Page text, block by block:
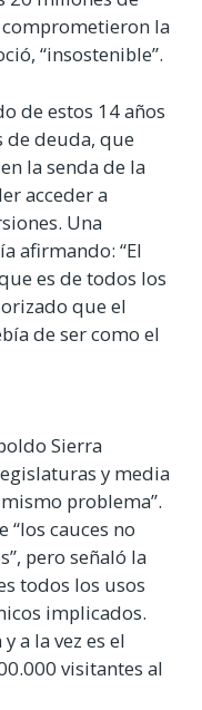
la
“insostenible”.
de estos 14 años
de deuda, que
la senda de la
acceder a
Una
afirmando: “El
es de todos los
que el
de ser como el
Sierra
y media
problema”.
cauces no
pero señaló la
todos los usos
implicados.
a la vez es el
visitantes al